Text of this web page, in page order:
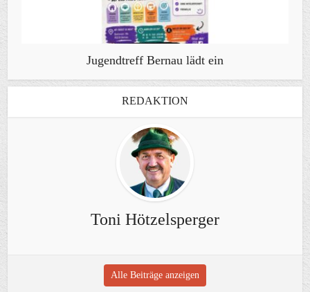
Jugendtreff Bernau lädt ein
REDAKTION
Toni Hötzelsperger
Alle Beiträge anzeigen